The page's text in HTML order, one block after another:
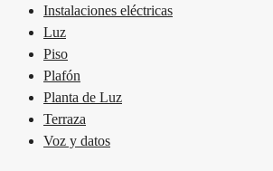
Instalaciones eléctricas
Luz
Piso
Plafón
Planta de Luz
Terraza
Voz y datos